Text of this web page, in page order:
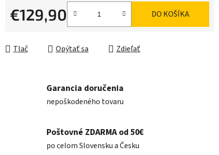
€129,90 DO KOŠÍKA
Tlač Opýtať sa Zdieľať
Garancia doručenia
nepoškodeného tovaru
Poštovné ZDARMA od 50€
po celom Slovensku a Česku